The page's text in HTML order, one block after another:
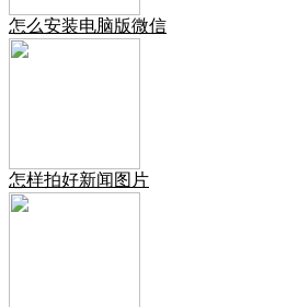
怎么安装电脑版微信
怎样拍好新闻图片